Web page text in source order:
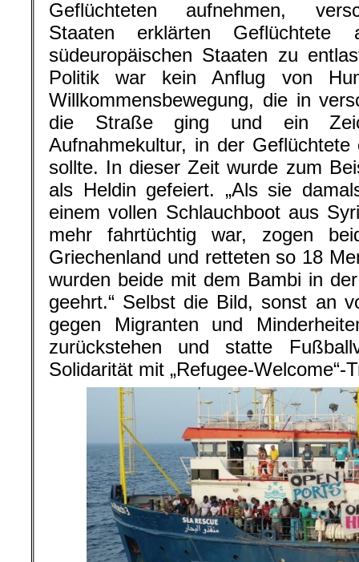
Geflüchteten aufnehmen,
Staaten erklärten Geflüchtete
südeuropäischen Staaten zu
Politik war kein Anflug von
Willkommensbewegung, die in
die Straße ging und ein
Aufnahmekultur, in der
sollte. In dieser Zeit wurde zum
als Heldin gefeiert. „Als sie
einem vollen Schlauchboot aus
mehr fahrtüchtig war, zogen
Griechenland und retteten so 18
wurden beide mit dem Bambi in
geehrt.“ Selbst die Bild, sonst an
gegen Migranten und
zurückstehen und statte
Solidarität mit „Refugee-Welcome“-